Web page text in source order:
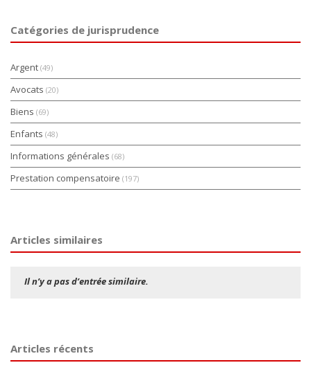
Catégories de jurisprudence
Argent (49)
Avocats (20)
Biens (69)
Enfants (48)
Informations générales (68)
Prestation compensatoire (197)
Articles similaires
Il n’y a pas d’entrée similaire.
Articles récents